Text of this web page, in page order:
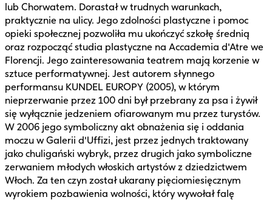
lub Chorwatem. Dorastał w trudnych warunkach,
praktycznie na ulicy. Jego zdolności plastyczne i pomoc
opieki społecznej pozwoliła mu ukończyć szkołę średnią
oraz rozpocząć studia plastyczne na Accademia d'Atre we
Florencji. Jego zainteresowania teatrem mają korzenie w
sztuce performatywnej. Jest autorem słynnego
performansu KUNDEL EUROPY (2005), w którym
nieprzerwanie przez 100 dni był przebrany za psa i żywił
się wyłącznie jedzeniem ofiarowanym mu przez turystów.
W 2006 jego symboliczny akt obnażenia się i oddania
moczu w Galerii d'Uffizi, jest przez jednych traktowany
jako chuligański wybryk, przez drugich jako symboliczne
zerwaniem młodych włoskich artystów z dziedzictwem
Włoch. Za ten czyn został ukarany pięciomiesięcznym
wyrokiem pozbawienia wolności, który wywołał falę